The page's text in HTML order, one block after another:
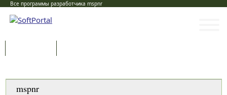
Все программы разработчика mspnr
mspnr